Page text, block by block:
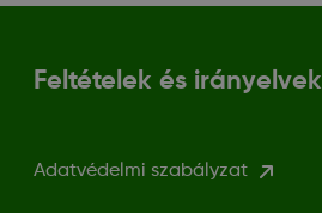
Feltételek és irányelvek
Adatvédelmi szabályzat